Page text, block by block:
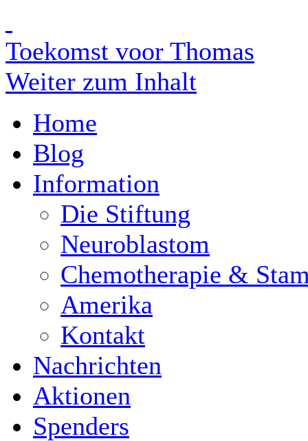
Toekomst voor Thomas
Weiter zum Inhalt
Home
Blog
Information
Die Stiftung
Neuroblastom
Chemotherapie &
Amerika
Kontakt
Nachrichten
Aktionen
Spenders